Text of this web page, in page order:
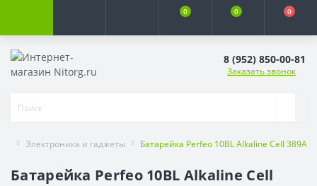
0 0 0
8 (952) 850-00-81
Заказать звонок
Электроника и гаджеты Батарейка Perfeo 10BL Alkaline Cell 389A
Батарейка Perfeo 10BL Alkaline Cell